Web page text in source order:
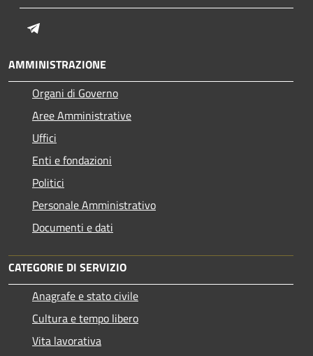
AMMINISTRAZIONE
Organi di Governo
Aree Amministrative
Uffici
Enti e fondazioni
Politici
Personale Amministrativo
Documenti e dati
CATEGORIE DI SERVIZIO
Anagrafe e stato civile
Cultura e tempo libero
Vita lavorativa